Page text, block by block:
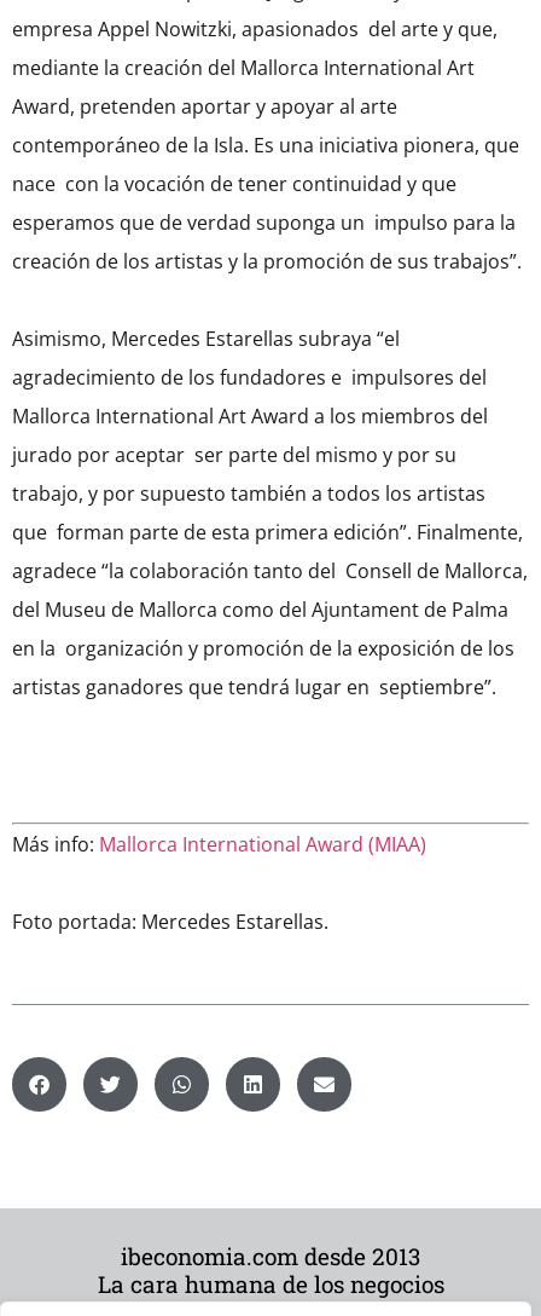
empresa Appel Nowitzki, apasionados del arte y que,
mediante la creación del Mallorca International Art
Award, pretenden aportar y apoyar al arte
contemporáneo de la Isla. Es una iniciativa pionera, que
nace con la vocación de tener continuidad y que
esperamos que de verdad suponga un impulso para la
creación de los artistas y la promoción de sus trabajos”.
Asimismo, Mercedes Estarellas subraya “el
agradecimiento de los fundadores e impulsores del
Mallorca International Art Award a los miembros del
jurado por aceptar ser parte del mismo y por su
trabajo, y por supuesto también a todos los artistas
que forman parte de esta primera edición”. Finalmente,
agradece “la colaboración tanto del Consell de Mallorca,
del Museu de Mallorca como del Ajuntament de Palma
en la organización y promoción de la exposición de los
artistas ganadores que tendrá lugar en septiembre”.
Más info: Mallorca International Award (MIAA)
Foto portada: Mercedes Estarellas.
ibeconomia.com desde 2013
La cara humana de los negocios